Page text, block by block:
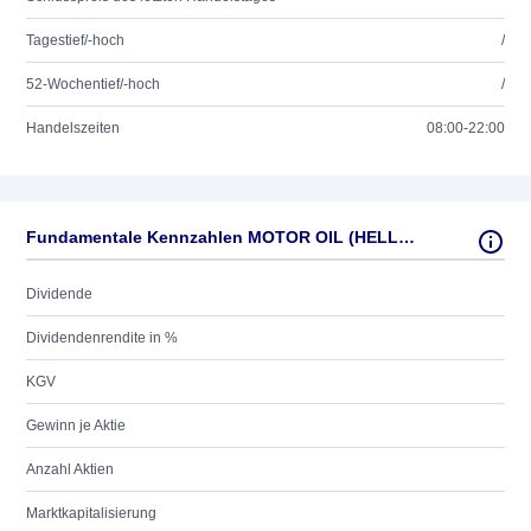
Tagestief/-hoch /
52-Wochentief/-hoch /
Handelszeiten 08:00-22:00
Fundamentale Kennzahlen MOTOR OIL (HELLAS)
Dividende
Dividendenrendite in %
KGV
Gewinn je Aktie
Anzahl Aktien
Marktkapitalisierung